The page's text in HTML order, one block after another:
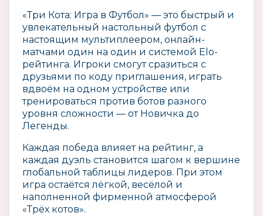
«Три Кота: Игра в Футбол» — это быстрый и
увлекательный настольный футбол с
настоящим мультиплеером, онлайн-
матчами один на один и системой Elo-
рейтинга. Игроки смогут сразиться с
друзьями по коду приглашения, играть
вдвоём на одном устройстве или
тренироваться против ботов разного
уровня сложности — от Новичка до
Легенды.
Каждая победа влияет на рейтинг, а
каждая дуэль становится шагом к вершине
глобальной таблицы лидеров. При этом
игра остаётся лёгкой, весёлой и
наполненной фирменной атмосферой
«Трёх котов».